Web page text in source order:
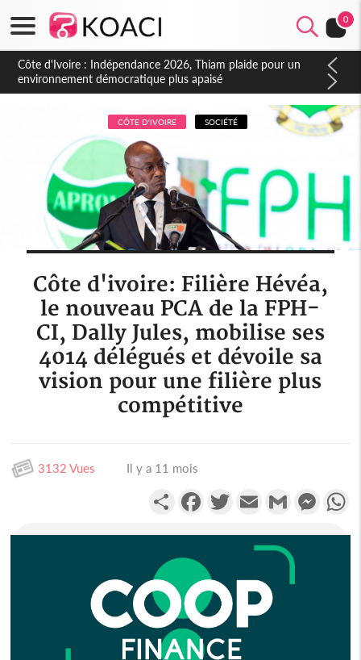
0
Côte d'Ivoire : Concours INFAS 2026, les convocations
seront disponibles à compter du samedi
CÔTE D'IVOIRE SOCIÉTÉ
Côte d'ivoire: Filière Hévéa,
le nouveau PCA de la FPH-
CI, Dally Jules, mobilise ses
4014 délégués et dévoile sa
vision pour une filière plus
compétitive
3132 Vues Il y a 11 mois
PartagerFacebookTwitterEmail Gmail